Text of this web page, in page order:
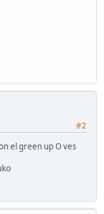
#2
el green up O ves